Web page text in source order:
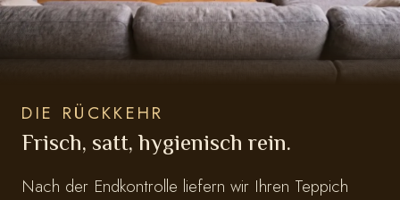
DIE RÜCKKEHR
Frisch, satt, hygienisch rein.
Nach der Endkontrolle liefern wir Ihren Teppich